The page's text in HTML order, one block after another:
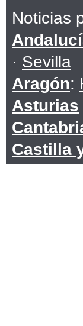
Noticias
· Sevilla
Aragón:
Asturias
Castilla